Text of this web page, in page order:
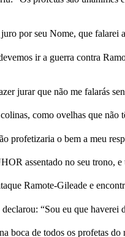
por seu Nome, que
ir a guerra contra
jurar que não me falarás
como ovelhas que não
profetizaria o bem a meu
assentado no seu trono,
Ramote-Gileade e
“Sou eu que
boca de todos os profetas